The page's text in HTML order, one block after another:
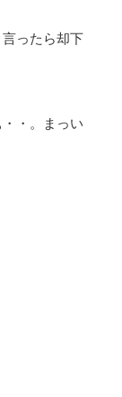
ったら却下
・。まっい